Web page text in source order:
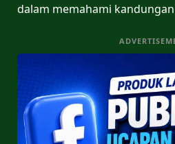
dalam memahami kandungan